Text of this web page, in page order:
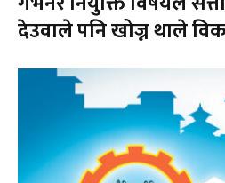
देउवाले पनि खोज्न थाले